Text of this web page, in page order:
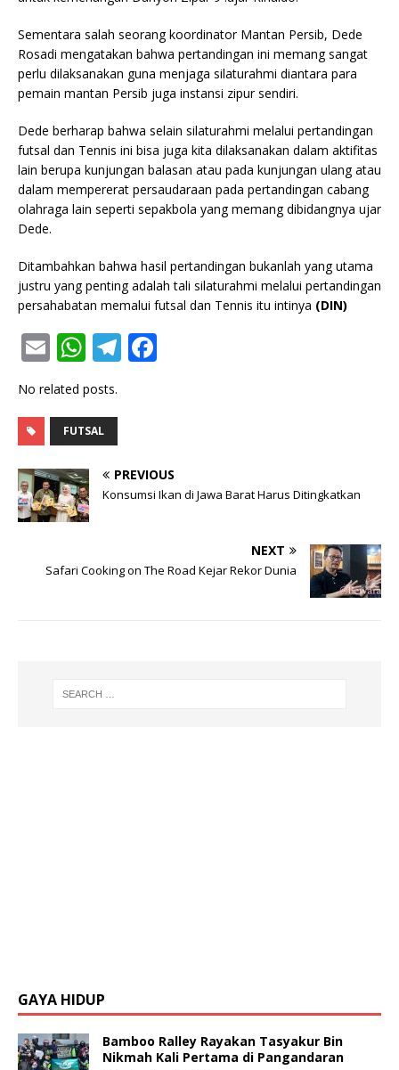
Sementara salah seorang koordinator Mantan Persib, Dede
Rosadi mengatakan bahwa pertandingan ini memang sangat
perlu dilaksanakan guna menjaga silaturahmi diantara para
pemain mantan Persib juga instansi zipur sendiri.
Dede berharap bahwa selain silaturahmi melalui pertandingan
futsal dan Tennis ini bisa juga kita dilaksanakan dalam aktifitas
lain berupa kunjungan balasan atau pada kunjungan ulang atau
dalam mempererat persaudaraan pada pertandingan cabang
olahraga lain seperti sepakbola yang memang dibidangnya ujar
Dede.
Ditambahkan bahwa hasil pertandingan bukanlah yang utama
justru yang penting adalah tali silaturahmi melalui pertandingan
persahabatan memalui futsal dan Tennis itu intinya (DIN)
E
m
ai
W
at
s
A
p
p
T
ra
m
b
o
No related posts.
FUTSAL
PREVIOUS
Konsumsi Ikan di Jawa Barat Harus Ditingkatkan
NEXT
Safari Cooking on The Road Kejar Rekor Dunia
GAYA HIDUP
Bamboo Ralley Rayakan Tasyakur Bin
Nikmah Kali Pertama di Pangandaran